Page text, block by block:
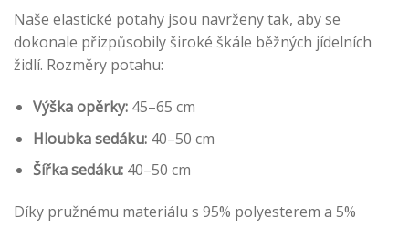
Naše elastické potahy jsou navrženy tak, aby se
dokonale přizpůsobily široké škále běžných jídelních
židlí. Rozměry potahu:
Výška opěrky:45–65 cm
Hloubka sedáku:40–50 cm
Šířka sedáku:40–50 cm
Díky pružnému materiálu s 95% polyesterem a 5%